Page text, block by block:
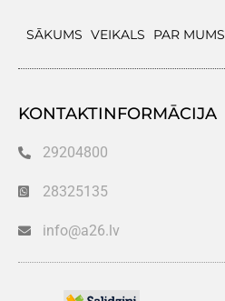
SĀKUMS VEIKALS PAR MUMS
KONTAKTINFORMĀCIJA
29204800
28325135
info@a26.lv